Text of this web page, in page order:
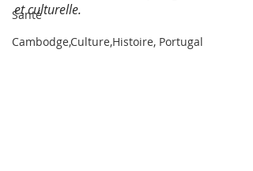
Santé
Cambodge,Culture,Histoire, Portugal
et culturelle.